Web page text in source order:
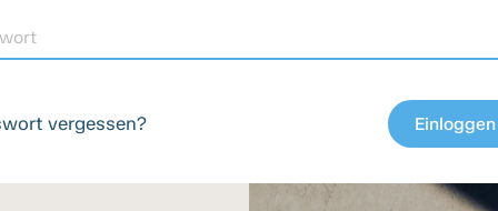
Einloggen
vergessen?